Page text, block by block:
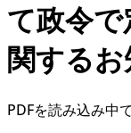
て政令
関する
PDFを読み込み中